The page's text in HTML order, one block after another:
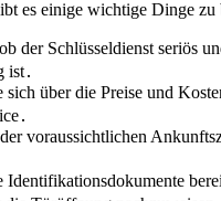
es einige wichtige Dinge zu
der Schlüsseldienst seriös
ist․
sich über die Preise und
voraussichtlichen
Identifikationsdokumente